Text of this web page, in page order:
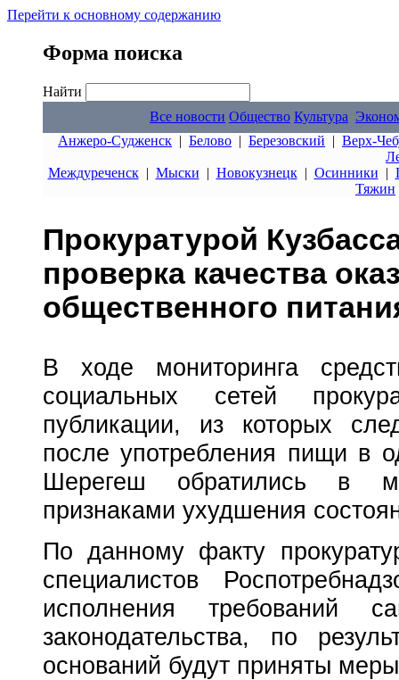
Перейти к основному содержанию
Форма поиска
Найти
Все новости Общество Культура
Анжеро-Судженск | Белово | Березовский | Верх-
Междуреченск| Мыски | Новокузнецк| Осинники |
Тяжин
Прокуратурой
проверка качества
общественного
В ходе мониторинга
социальных сетей
публикации, из которых
после употребления пищи в
Шерегеш обратились в
признаками ухудшения
По данному факту
специалистов
исполнения требований
законодательства, по
оснований будут приняты